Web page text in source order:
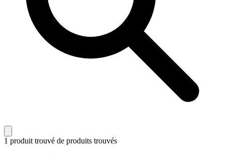
1 produit trouvé de produits trouvés